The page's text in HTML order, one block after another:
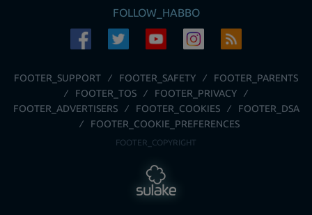
FOLLOW_HABBO
FOOTER_SUPPORT FOOTER_SAFETY
FOOTER_PARENTS
FOOTER_TOS
FOOTER_PRIVACY
FOOTER_ADVERTISERS
FOOTER_COOKIES
FOOTER_DSA
FOOTER_COOKIE_PREFERENCES
FOOTER_COPYRIGHT